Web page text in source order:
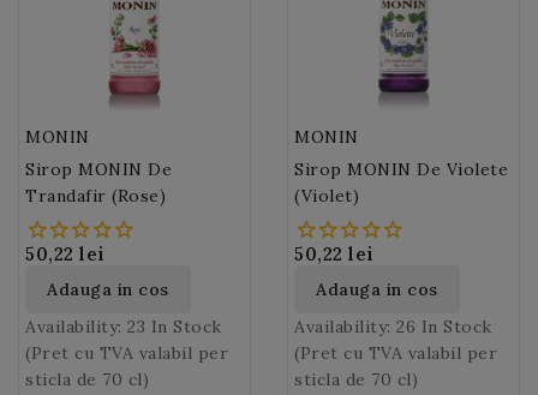
burete, kirsch, smantana,
cirese si ciocolata
neagra. Un secol mai
tortul Padurea
Forest)
intreaga Europa.
MONIN
Sirop MONIN De
Trandafir (Rose)
50,22 lei
Adauga in cos
Availability: 23 In Stock
(Pret cu TVA valabil per
sticla de 70 cl)
MONIN
Sirop MONIN De Violete
(Violet)
50,22 lei
Adauga in cos
Availability: 26 In Stock
(Pret cu TVA valabil per
sticla de 70 cl)